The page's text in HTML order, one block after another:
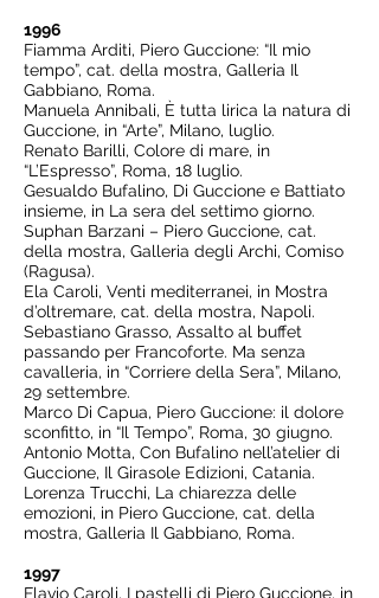
1996
Fiamma Arditi, Piero Guccione: “Il mio
tempo”, cat. della mostra, Galleria Il
Gabbiano, Roma.
Manuela Annibali, È tutta lirica la natura di
Guccione, in “Arte”, Milano, luglio.
Renato Barilli, Colore di mare, in
“L’Espresso”, Roma, 18 luglio.
Gesualdo Bufalino, Di Guccione e Battiato
insieme, in La sera del settimo giorno.
Suphan Barzani – Piero Guccione, cat.
della mostra, Galleria degli Archi, Comiso
(Ragusa).
Ela Caroli, Venti mediterranei, in Mostra
d’oltremare, cat. della mostra, Napoli.
Sebastiano Grasso, Assalto al buffet
passando per Francoforte. Ma senza
cavalleria, in “Corriere della Sera”, Milano,
29 settembre.
Marco Di Capua, Piero Guccione: il dolore
sconfitto, in “Il Tempo”, Roma, 30 giugno.
Antonio Motta, Con Bufalino nell’atelier di
Guccione, Il Girasole Edizioni, Catania.
Lorenza Trucchi, La chiarezza delle
emozioni, in Piero Guccione, cat. della
mostra, Galleria Il Gabbiano, Roma.
1997
Flavio Caroli, I pastelli di Piero Guccione, in